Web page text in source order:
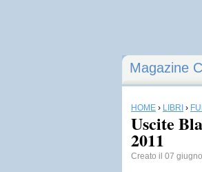
Magazine
HOME › LIBRI ›
Uscite
2011
Creato il 07